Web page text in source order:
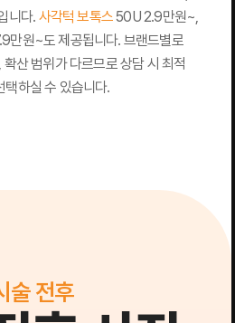
니다. 사각턱 보톡스50U 2.9만원~,
만원~도 제공됩니다. 브랜드별로
산 범위가 다르므로 상담 시 최적
택하실 수 있습니다.
술 전후